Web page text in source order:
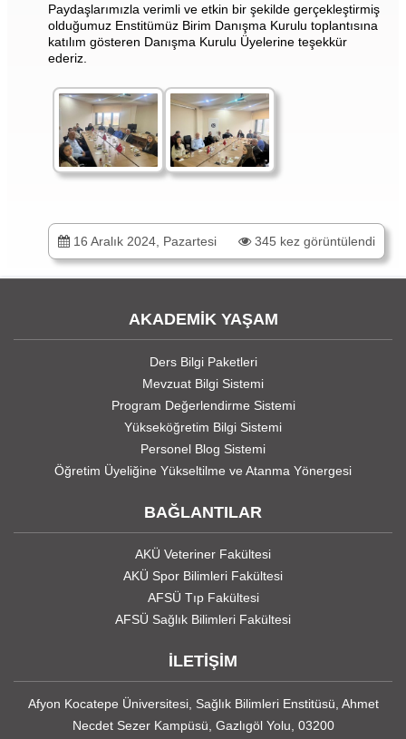
Paydaşlarımızla verimli ve etkin bir şekilde gerçekleştirmiş
olduğumuz Enstitümüz Birim Danışma Kurulu toplantısına
katılım gösteren Danışma Kurulu Üyelerine teşekkür
ederiz.
16 Aralık 2024, Pazartesi 345 kez görüntülendi
AKADEMİK YAŞAM
Ders Bilgi Paketleri
Mevzuat Bilgi Sistemi
Program Değerlendirme Sistemi
Yükseköğretim Bilgi Sistemi
Personel Blog Sistemi
Öğretim Üyeliğine Yükseltilme ve Atanma Yönergesi
BAĞLANTILAR
AKÜ Veteriner Fakültesi
AKÜ Spor Bilimleri Fakültesi
AFSÜ Tıp Fakültesi
AFSÜ Sağlık Bilimleri Fakültesi
İLETİŞİM
Afyon Kocatepe Üniversitesi, Sağlık Bilimleri Enstitüsü, Ahmet
Necdet Sezer Kampüsü, Gazlıgöl Yolu, 03200